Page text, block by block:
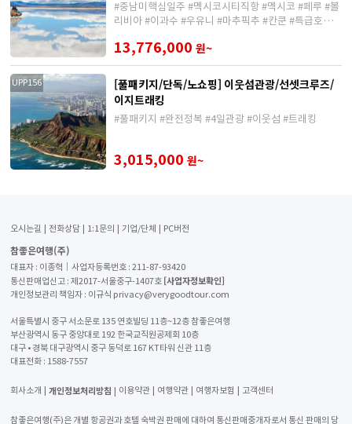
#중남미핵심일주 #멕시코시티직항 #멕시코 #페루 #볼
리비아 #이과수 #우유니 #마추픽추 #칸쿤 #특급호텔숙
13,776,000 원~
UPP156
[풀패키지/단독/노쇼핑] 이웃섬관광/선셋크루즈/
이지트래킹
#풀패키지 #완전정복 #4일관광 #이웃섬 #트래킹
3,015,000 원~
오시는길 전화상담 1:1문의 기업/단체 PC버전
참좋은여행(주)
대표자 : 이종혁│사업자등록번호 : 211-87-93420
통신판매업신고 : 제2017-서울중구-1407호 [사업자정보확인]
개인정보관리 책임자 : 이규식 privacy@verygoodtour.com
서울특별시 중구 서소문로 135 연호빌딩 11층~12층 참좋은여행
부산광역시 동구 중앙대로 192 한국교직원공제회 10층
대구 • 경북 대구광역시 중구 동덕로 167 KT타워 신관 11층
대표전화 : 1588-7557
회사소개 개인정보처리방침 이용약관 여행약관 여행자보험 고객센터
참좋은여행(주)은 개별 항공권과 호텔 숙박권 판매에 대하여 통신판매중개자로서 통신 판매의 당